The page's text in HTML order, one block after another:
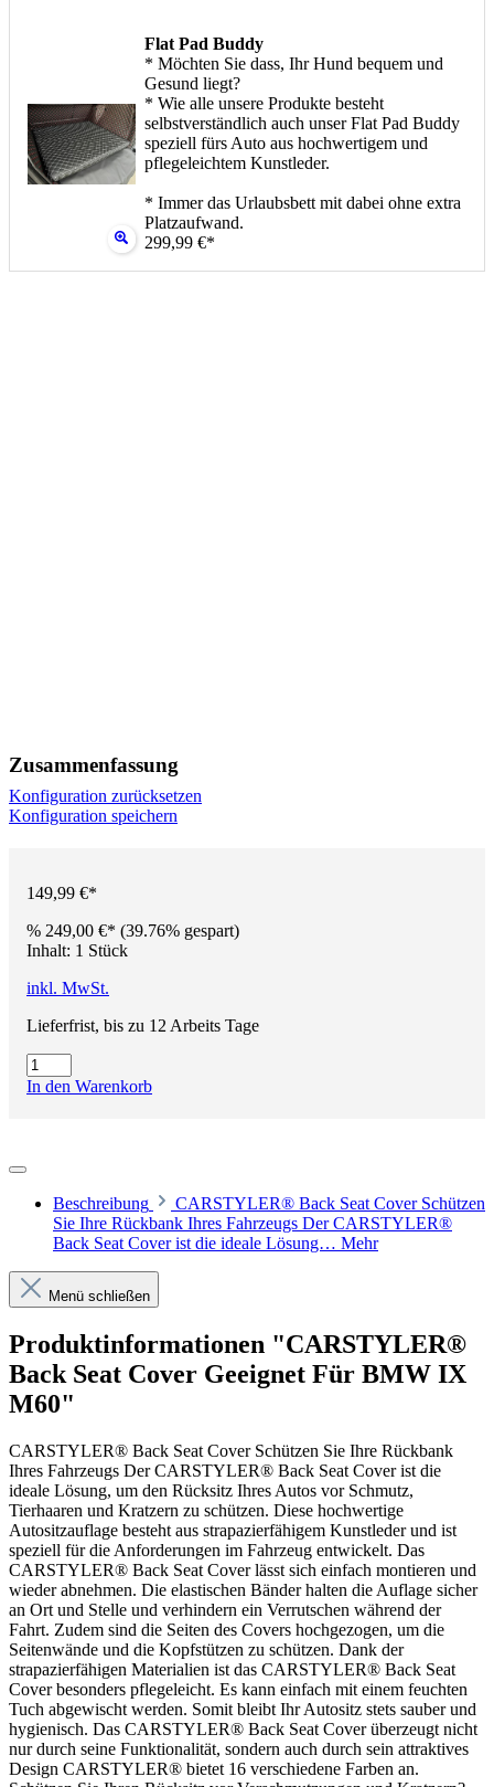
Flat Pad Buddy
* Möchten Sie dass, Ihr Hund bequem und
Gesund liegt?
* Wie alle unsere Produkte besteht
selbstverständlich auch unser Flat Pad Buddy
speziell fürs Auto aus hochwertigem und
pflegeleichtem Kunstleder.
* Immer das Urlaubsbett mit dabei ohne extra
Platzaufwand.
299,99 €*
Zusammenfassung
Konfiguration zurücksetzen
Konfiguration speichern
149,99 €*
% 249,00 €* (39.76% gespart)
Inhalt: 1 Stück
inkl. MwSt.
Lieferfrist, bis zu 12 Arbeits Tage
In den Warenkorb
Beschreibung
CARSTYLER® Back Seat Cover Schützen
Sie Ihre Rückbank Ihres Fahrzeugs Der CARSTYLER®
Back Seat Cover ist die ideale Lösung… Mehr
Menü schließen
Produktinformationen "CARSTYLER®
Back Seat Cover Geeignet Für BMW IX
M60"
CARSTYLER® Back Seat Cover Schützen Sie Ihre Rückbank
Ihres Fahrzeugs Der CARSTYLER® Back Seat Cover ist die
ideale Lösung, um den Rücksitz Ihres Autos vor Schmutz,
Tierhaaren und Kratzern zu schützen. Diese hochwertige
Autositzauflage besteht aus strapazierfähigem Kunstleder und ist
speziell für die Anforderungen im Fahrzeug entwickelt. Das
CARSTYLER® Back Seat Cover lässt sich einfach montieren und
wieder abnehmen. Die elastischen Bänder halten die Auflage sicher
an Ort und Stelle und verhindern ein Verrutschen während der
Fahrt. Zudem sind die Seiten des Covers hochgezogen, um die
Seitenwände und die Kopfstützen zu schützen. Dank der
strapazierfähigen Materialien ist das CARSTYLER® Back Seat
Cover besonders pflegeleicht. Es kann einfach mit einem feuchten
Tuch abgewischt werden. Somit bleibt Ihr Autositz stets sauber und
hygienisch. Das CARSTYLER® Back Seat Cover überzeugt nicht
nur durch seine Funktionalität, sondern auch durch sein attraktives
Design CARSTYLER® bietet 16 verschiedene Farben an.